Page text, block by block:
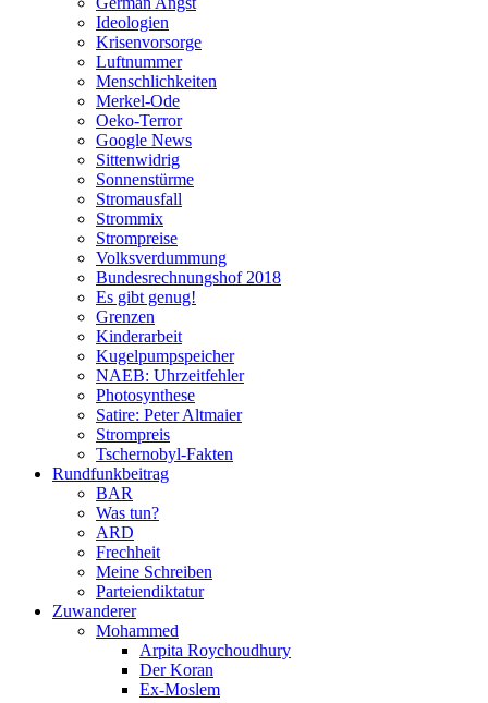
Ideologien
Krisenvorsorge
Luftnummer
Menschlichkeiten
Merkel-Ode
Oeko-Terror
Google News
Sittenwidrig
Sonnenstürme
Stromausfall
Strommix
Strompreise
Volksverdummung
Bundesrechnungshof 2018
Es gibt genug!
Grenzen
Kinderarbeit
Kugelpumpspeicher
NAEB: Uhrzeitfehler
Photosynthese
Satire: Peter Altmaier
Strompreis
Tschernobyl-Fakten
Rundfunkbeitrag
BAR
Was tun?
ARD
Frechheit
Meine Schreiben
Parteiendiktatur
Zuwanderer
Mohammed
Arpita Roychoudhury
Der Koran
Ex-Moslem